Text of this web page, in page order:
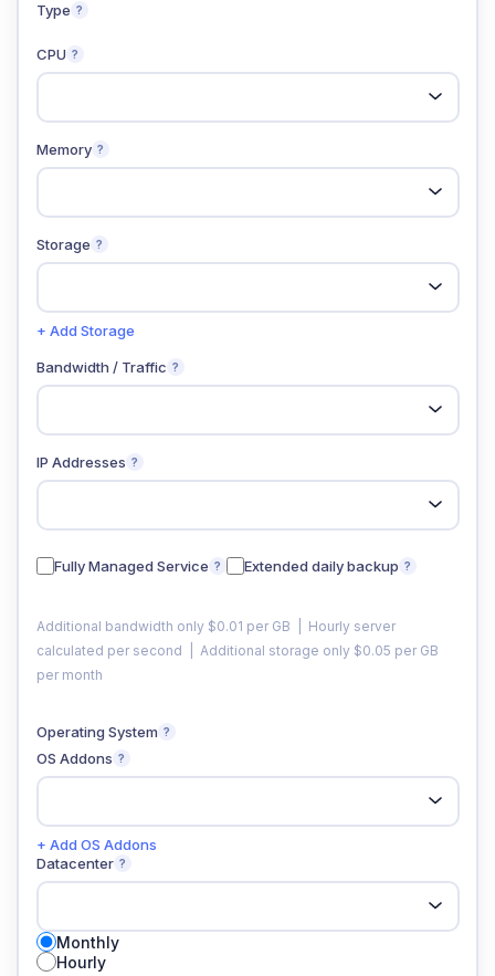
Type ?
CPU ?
Memory ?
Storage ?
+ Add Storage
Bandwidth / Traffic ?
IP Addresses ?
Fully Managed Service ? Extended daily backup ?
Additional bandwidth only $0.01 per GB | Hourly server
calculated per second | Additional storage only $0.05 per GB
per month
Operating System ?
OS Addons ?
+ Add OS Addons
Datacenter ?
Monthly
Hourly